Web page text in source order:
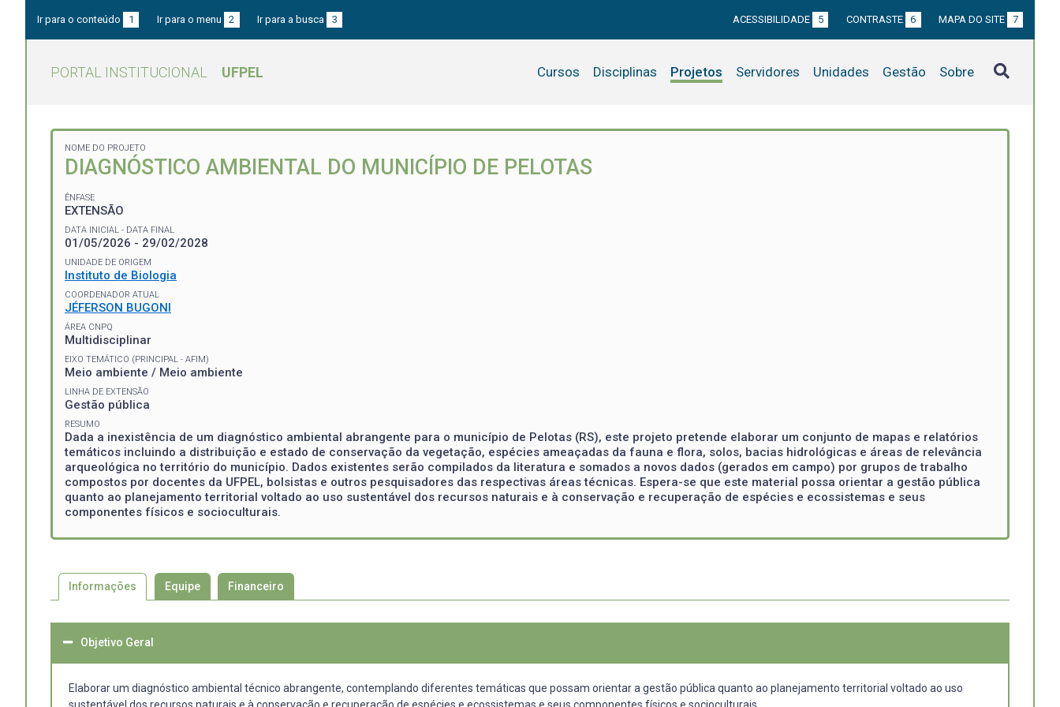
Ir para o conteúdo 1 Ir para o menu 2 Ir para a busca 3 ACESSIBILIDADE 5 CONTRASTE 6 MAPA DO SITE 7
PORTAL INSTITUCIONAL UFPEL Cursos Disciplinas Projetos Servidores Unidades Gestão Sobre
NOME DO PROJETO
DIAGNÓSTICO AMBIENTAL DO MUNICÍPIO DE PELOTAS
ÊNFASE
EXTENSÃO
DATA INICIAL - DATA FINAL
01/05/2026 - 29/02/2028
UNIDADE DE ORIGEM
Instituto de Biologia
COORDENADOR ATUAL
JÉFERSON BUGONI
ÁREA CNPQ
Multidisciplinar
EIXO TEMÁTICO (PRINCIPAL - AFIM)
Meio ambiente / Meio ambiente
LINHA DE EXTENSÃO
Gestão pública
RESUMO
Dada a inexistência de um diagnóstico ambiental abrangente para o município de Pelotas (RS), este projeto pretende elaborar um conjunto de mapas e relatórios
temáticos incluindo a distribuição e estado de conservação da vegetação, espécies ameaçadas da fauna e flora, solos, bacias hidrológicas e áreas de relevância
arqueológica no território do município. Dados existentes serão compilados da literatura e somados a novos dados (gerados em campo) por grupos de trabalho
compostos por docentes da UFPEL, bolsistas e outros pesquisadores das respectivas áreas técnicas. Espera-se que este material possa orientar a gestão pública
quanto ao planejamento territorial voltado ao uso sustentável dos recursos naturais e à conservação e recuperação de espécies e ecossistemas e seus
componentes físicos e socioculturais.
Informações Equipe Financeiro
Objetivo Geral
Elaborar um diagnóstico ambiental técnico abrangente, contemplando diferentes temáticas que possam orientar a gestão pública quanto ao planejamento territorial voltado ao uso